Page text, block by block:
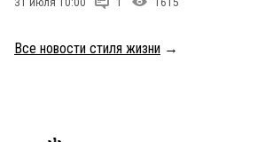
31 июля 10:00 1 1615
Все новости стиля жизни →